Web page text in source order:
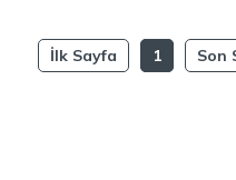
İlkSayfa 1 Son